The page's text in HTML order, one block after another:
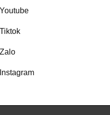
Youtube
Tiktok
Zalo
Instagram